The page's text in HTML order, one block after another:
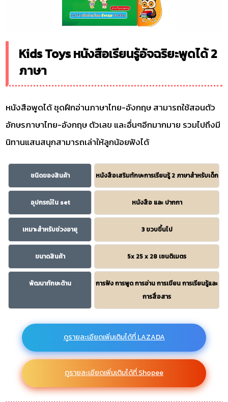
Kids Toys หนังสือเรียนรู้อัจฉริยะพูดได้ 2
ภาษา
หนังสือพูดได้ ชุดฝึกอ่านภาษาไทย-อังกฤษ สามารถใช้สอนตัว
อักษรภาษาไทย-อังกฤษ ตัวเลข และอื่นๆอีกมากมาย รวมไปถึงมี
นิทานแสนสนุกสามารถเล่าให้ลูกน้อยฟังได้
ชนิดของสินค้า หนังสือเสริมทักษะการเรียนรู้ 2 ภาษาสำหรับเด็ก
อุปกรณ์ใน set หนังสือ และ ปากกา
เหมาะสำหรับช่วงอายุ 3 ขวบขึ้นไป
ขนาดสินค้า 5x 25 x 28 เซนติเมตร
พัฒนาทักษะด้าน
การฟัง การพูด การอ่าน การเขียน การเรียนรู้และ
การสื่อสาร
ดูรายละเอียดเพิ่มเติมได้ที่ LAZADA
ดูรายละเอียดเพิ่มเติมได้ที่ Shopee